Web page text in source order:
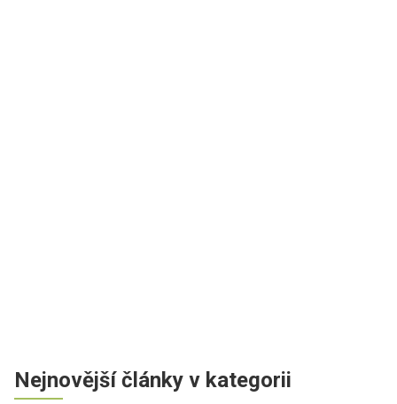
Nejnovější články v kategorii